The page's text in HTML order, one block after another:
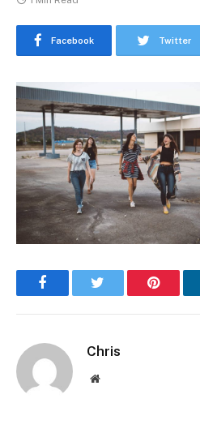
Facebook Twitter
Facebook
Chris
Website